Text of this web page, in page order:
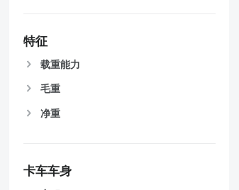
特征
载重能力
毛重
净重
卡车车身